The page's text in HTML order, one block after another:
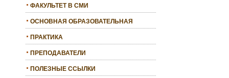
ФАКУЛЬТЕТ В СМИ
ОСНОВНАЯ ОБРАЗОВАТЕЛЬНАЯ
ПРАКТИКА
ПРЕПОДАВАТЕЛИ
ПОЛЕЗНЫЕ ССЫЛКИ